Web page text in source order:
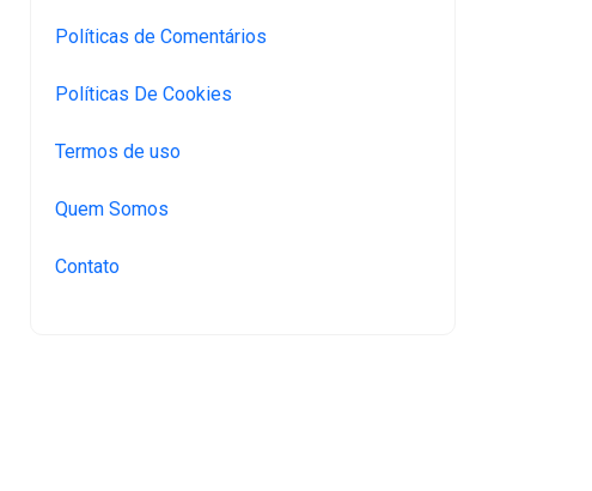
Políticas de Comentários
Políticas De Cookies
Termos de uso
Quem Somos
Contato